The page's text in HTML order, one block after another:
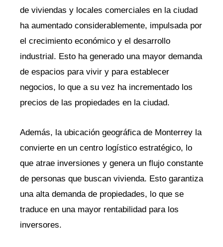
de viviendas y locales comerciales en la ciudad
ha aumentado considerablemente, impulsada por
el crecimiento económico y el desarrollo
industrial. Esto ha generado una mayor demanda
de espacios para vivir y para establecer
negocios, lo que a su vez ha incrementado los
precios de las propiedades en la ciudad.
Además, la ubicación geográfica de Monterrey la
convierte en un centro logístico estratégico, lo
que atrae inversiones y genera un flujo constante
de personas que buscan vivienda. Esto garantiza
una alta demanda de propiedades, lo que se
traduce en una mayor rentabilidad para los
inversores.